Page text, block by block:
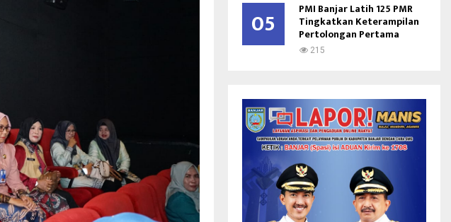
05 PMI Banjar Latih 125 PMR
Tingkatkan Keterampilan
Pertolongan Pertama
215